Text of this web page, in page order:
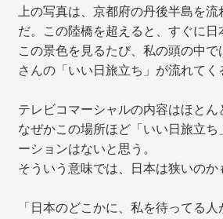
上の写真は、京都府の丹後半島を
だ。この陸橋を超えると、すぐに日
この景色を見るたび、私の頭の中
さんの「いい日旅立ち」が流れてく
テレビコマーシャルの内容はほとん
なぜかこの場所ほど「いい日旅立ち
ーションはないと思う。
そういう意味では、日本は狭いのか
「日本のどこかに、私を待ってる